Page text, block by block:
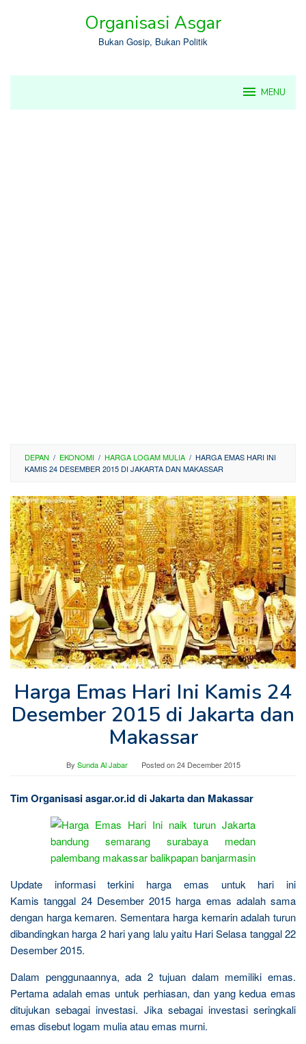
Organisasi Asgar
Bukan Gosip, Bukan Politik
MENU
DEPAN / EKONOMI / HARGA LOGAM MULIA / HARGA EMAS HARI INI
KAMIS 24 DESEMBER 2015 DI JAKARTA DAN MAKASSAR
Harga Emas Hari Ini Kamis 24
Desember 2015 di Jakarta dan
Makassar
By Sunda Al Jabar Posted on24 December 2015
Tim Organisasi asgar.or.id di Jakarta dan Makassar
Update informasi terkini harga emas untuk hari ini
Kamis tanggal 24 Desember 2015 harga emas adalah sama
dengan harga kemaren. Sementara harga kemarin adalah turun
dibandingkan harga 2 hari yang lalu yaitu Hari Selasa tanggal 22
Desember 2015.
Dalam penggunaannya, ada 2 tujuan dalam memiliki emas.
Pertama adalah emas untuk perhiasan, dan yang kedua emas
ditujukan sebagai investasi. Jika sebagai investasi seringkali
emas disebut logam mulia atau emas murni.